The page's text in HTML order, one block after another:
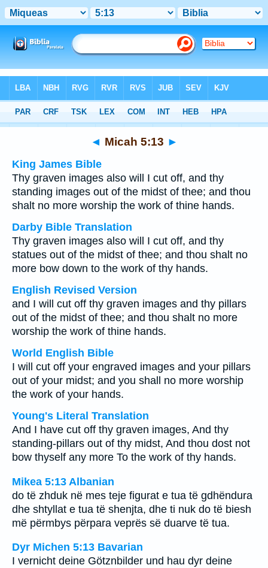
Multilingual > Micah 5:13
◄ Micah 5:13 ►
King James Bible
Thy graven images also will I cut off, and thy
standing images out of the midst of thee; and thou
shalt no more worship the work of thine hands.
Darby Bible Translation
Thy graven images also will I cut off, and thy
statues out of the midst of thee; and thou shalt no
more bow down to the work of thy hands.
English Revised Version
and I will cut off thy graven images and thy pillars
out of the midst of thee; and thou shalt no more
worship the work of thine hands.
World English Bible
I will cut off your engraved images and your pillars
out of your midst; and you shall no more worship
the work of your hands.
Young's Literal Translation
And I have cut off thy graven images, And thy
standing-pillars out of thy midst, And thou dost not
bow thyself any more To the work of thy hands.
Mikea 5:13 Albanian
do të zhduk në mes teje figurat e tua të gdhëndura
dhe shtyllat e tua të shenjta, dhe ti nuk do të biesh
më përmbys përpara veprës së duarve të tua.
Dyr Michen 5:13 Bavarian
I vernicht deine Götznbilder und hau dyr deine